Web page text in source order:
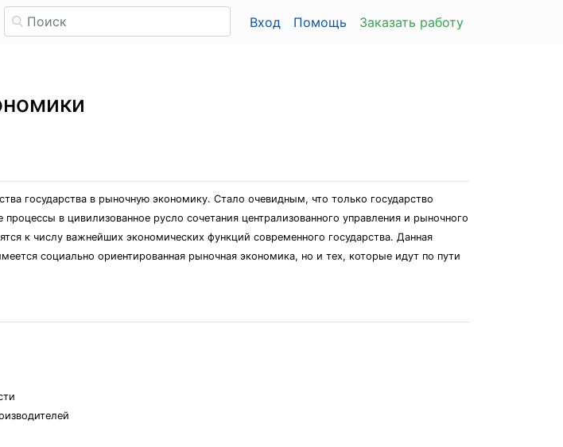
Вход Помощь Заказать работу
государства в рыночную экономику. Стало очевидным, что только государство
в цивилизованное русло сочетания централизованного управления и рыночного
к числу важнейших экономических функций современного государства. Данная
социально ориентированная рыночная экономика, но и тех, которые идут по пути